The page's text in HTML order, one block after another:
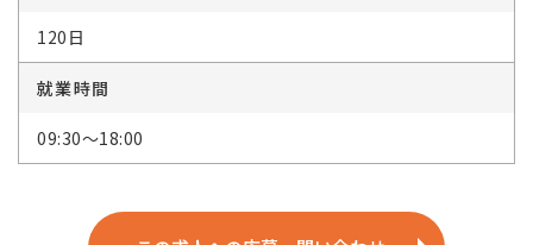
120日
就業時間
09:30～18:00